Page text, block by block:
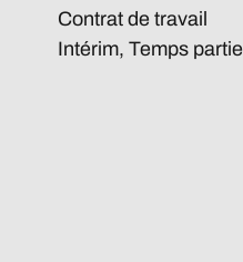
Contrat de travail
Intérim, Temps partiel